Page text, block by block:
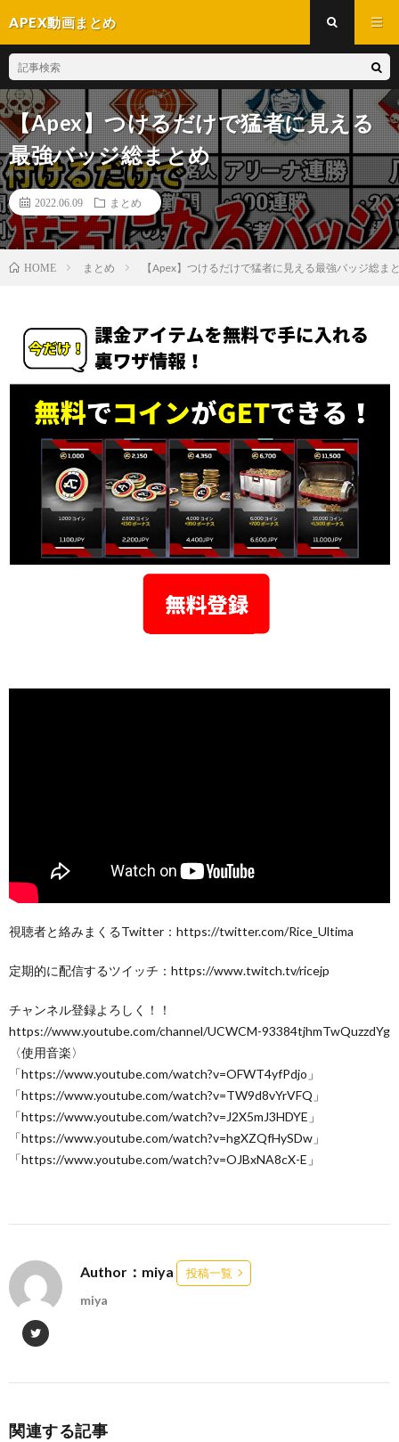
APEX動画まとめ
【Apex】つけるだけで猛者に見える
最強バッジ総まとめ
2022.06.09 まとめ
HOME まとめ 【Apex】つけるだけで猛者に見える最強バッジ総ま
視聴者と絡みまくるTwitter：https://twitter.com/Rice_Ultima
定期的に配信するツイッチ：https://www.twitch.tv/ricejp
チャンネル登録よろしく！！
https://www.youtube.com/channel/UCWCM-93384tjhmTwQuzzdYg
〈使用音楽〉
「https://www.youtube.com/watch?v=OFWT4yfPdjo」
「https://www.youtube.com/watch?v=TW9d8vYrVFQ」
「https://www.youtube.com/watch?v=J2X5mJ3HDYE」
「https://www.youtube.com/watch?v=hgXZQfHySDw」
「https://www.youtube.com/watch?v=OJBxNA8cX-E」
Author：miya 投稿一覧
miya
関連する記事